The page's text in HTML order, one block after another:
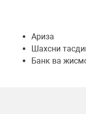
Ариза
Шахсни
Банк ва